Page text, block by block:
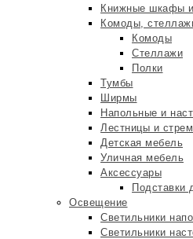
Книжные шкафы
Комоды,
Комоды
Стеллажи
Полки
Тумбы
Ширмы
Напольные и
Лестницы и
Детская мебель
Уличная мебель
Аксессуары
Подставки
Освещение
Светильники
Светильники